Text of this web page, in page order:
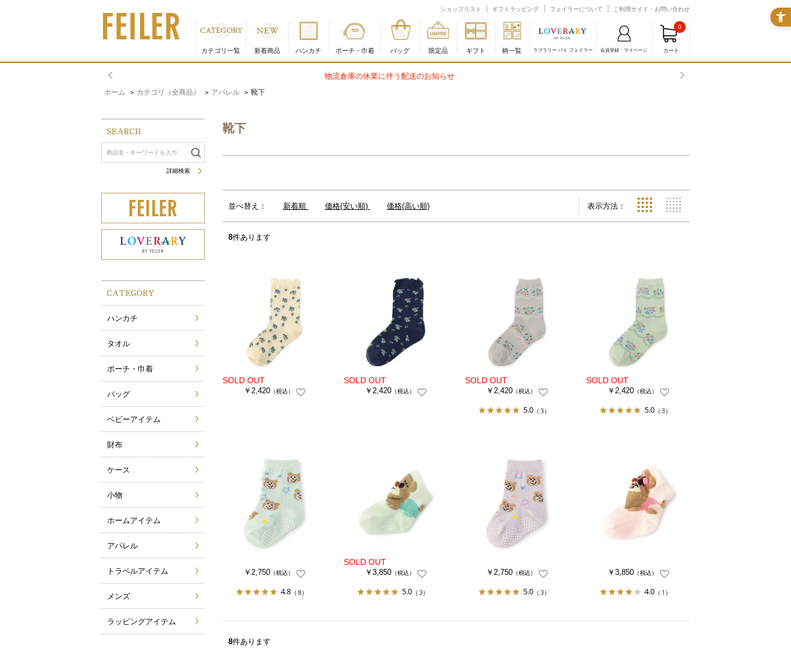
ショップリスト ギフトラッピング フェイラーについて ご利用ガイド・お問い合わせ
カテゴリ一覧 新着商品 ハンカチ ポーチ・巾着 バッグ 限定品 ギフト 柄一覧 ラブラリー バイ フェイラー 会員登録・マイページ カート
0
商品配送に関するお知らせ
ホーム > カテゴリ（全商品） > アパレル > 靴下
靴下
表示方法：
サムネイル(5列) 並べ替え： 新着順 価格(安い順) 価格(高い順)
8件あります
￥2,420（税込） ￥2,420（税込） ￥2,420（税込）
5.0 （3）
￥2,420（税込）
5.0 （3）
￥2,750（税込）
4.8 （8）
￥3,850（税込）
5.0 （3）
￥2,750（税込）
5.0 （3）
￥3,850（税込）
4.0 （1）
8件あります
詳細検索
ハンカチ
タオル
ポーチ・巾着
バッグ
ベビーアイテム
財布
ケース
小物
ホームアイテム
アパレル
トラベルアイテム
メンズ
ラッピングアイテム